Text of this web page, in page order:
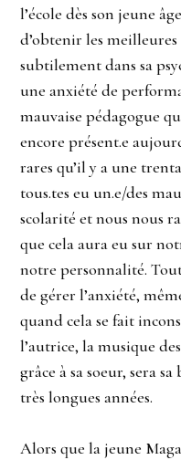
l’école dès son jeune
d’obtenir les meilleures
subtilement dans sa
une anxiété de
mauvaise pédagogue
encore présent.e
rares qu’il y a une
tous.tes eu un.e/des
scolarité et nous nous
que cela aura eu sur
notre personnalité.
de gérer l’anxiété,
quand cela se fait
l’autrice, la musique
grâce à sa soeur, sera
très longues années.
Alors que la jeune